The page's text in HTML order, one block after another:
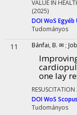
VALUE IN
(2025)
DOIWoS Egyéb
Tudományos
11 Bánfai, B. ✉ ;
one lay
RESUSCITATION
DOIWoS Scopus
Tudományos